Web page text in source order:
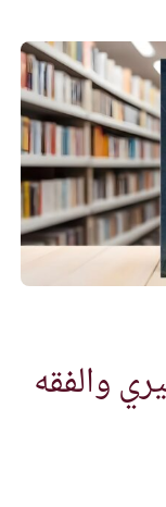
والفقه